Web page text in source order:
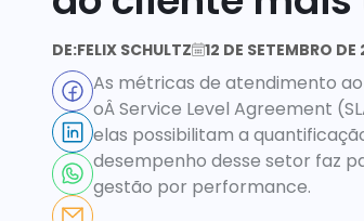
DE:FELIX SCHULTZ 12 DE SETEMBRO DE
As métricas de atendimento
oÂ Service Level Agreement
elas possibilitam a
desempenho desse setor faz
gestão por performance.